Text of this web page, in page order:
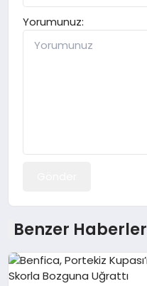
Yorumunuz:
Benzer Haberler